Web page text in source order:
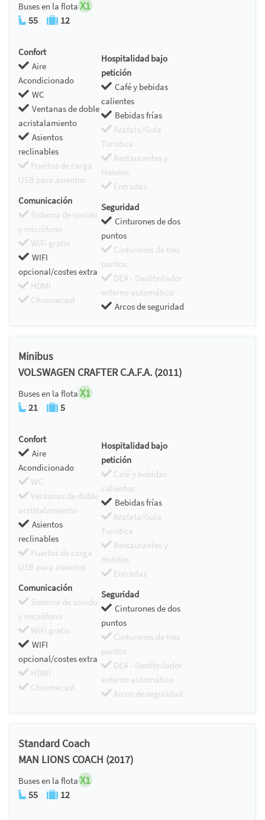
Buses en la flota X1
55 12
Confort
Aire
Acondicionado
WC
Ventanas de doble
acristalamiento
Asientos
reclinables
Puertos de carga
USB para asientos
Hospitalidad bajo
petición
Café y bebidas
calientes
Bebidas frías
Azafata/Guía
Turística
Restaurantes y
Hoteles
Entradas
Comunicación
Sistema de sonido
y micrófono
WiFi gratis
WIFI
opcional/costes extra
HDMI
Chromecast
Seguridad
Cinturones de dos
puntos
Cinturones de tres
puntos
DEA - Desfibrilador
externo automático
Arcos de seguridad
Minibus
VOLSWAGEN CRAFTER C.A.F.A. (2011)
Buses en la flota X1
21 5
Confort
Aire
Acondicionado
WC
Ventanas de doble
acristalamiento
Asientos
reclinables
Puertos de carga
USB para asientos
Hospitalidad bajo
petición
Café y bebidas
calientes
Bebidas frías
Azafata/Guía
Turística
Restaurantes y
Hoteles
Entradas
Comunicación
Sistema de sonido
y micrófono
WiFi gratis
WIFI
opcional/costes extra
HDMI
Chromecast
Seguridad
Cinturones de dos
puntos
Cinturones de tres
puntos
DEA - Desfibrilador
externo automático
Arcos de seguridad
Standard Coach
MAN LIONS COACH (2017)
Buses en la flota X1
55 12